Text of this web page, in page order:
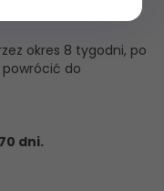
okres 8 tygodni, po
do
dni.